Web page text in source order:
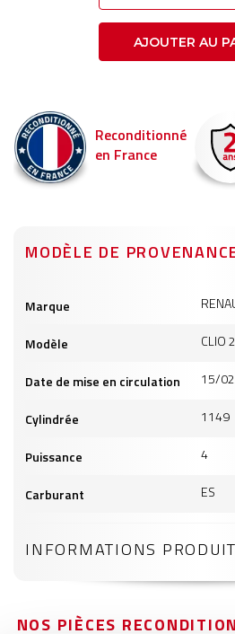
AJOUTER AU
Reconditionné
en France
MODÈLE DE
produits
Marque
Modèle CLIO 2
Date de mise en circulation 15/
Cylindrée 1149
Puissance 4
Carburant ES
INFORMATIONS
NOS PIÈCES